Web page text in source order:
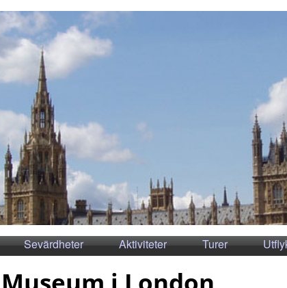
Sevärdheter Aktiviteter Turer